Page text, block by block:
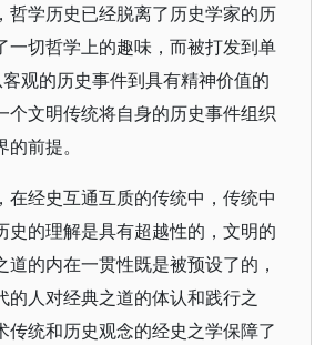
哲学历史已经脱离了历史学家的历
一切哲学上的趣味，而被打发到单
观的历史事件到具有精神价值的
个文明传统将自身的历史事件组织
前提。
在经史互通互质的传统中，传统中
史的理解是具有超越性的，文明的
道的内在一贯性既是被预设了的，
的人对经典之道的体认和践行之
传统和历史观念的经史之学保障了